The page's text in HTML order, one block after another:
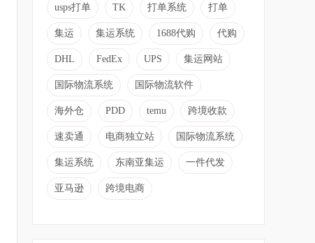
usps打单 TK 打单系统 打单
集运 集运系统 1688代购 代购
DHL FedEx UPS 集运网站
国际物流系统 国际物流软件
海外仓 PDD temu 跨境收款
速卖通 电商独立站 国际物流系统
集运系统 东南亚集运 一件代发
亚马逊 跨境电商